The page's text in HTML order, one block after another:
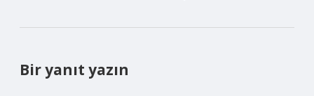
Bir yanıt yazın